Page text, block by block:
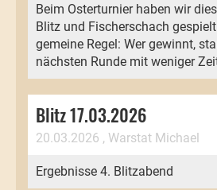
Beim Osterturnier haben wir
Blitz und Fischerschach
gemeine Regel: Wer gewinnt,
nächsten Runde mit weniger
Blitz 17.03.2026
20.03.2026 , Warstat Michael
Ergebnisse 4. Blitzabend